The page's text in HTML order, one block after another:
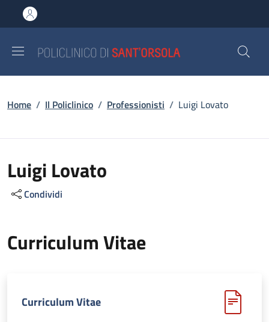
al contenuto principale
to footer content
Briciole di pane
Home / Il Policlinico / Professionisti / Luigi Lovato
Luigi Lovato
Condividi
Curriculum Vitae
Curriculum Vitae